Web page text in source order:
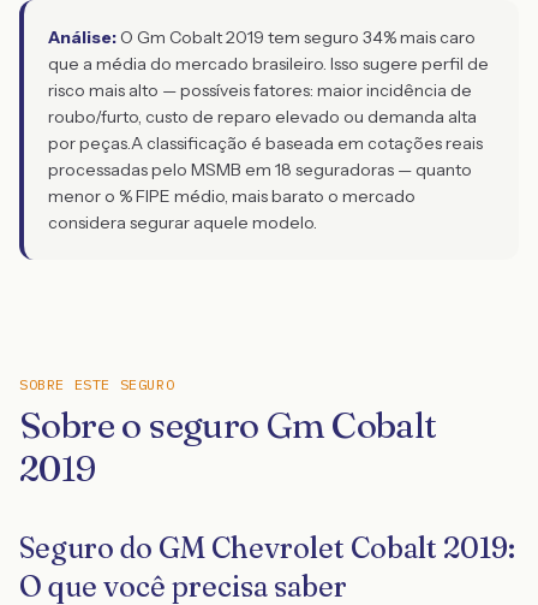
Análise: O Gm Cobalt 2019 tem seguro 34% mais caro
que a média do mercado brasileiro. Isso sugere perfil de
risco mais alto — possíveis fatores: maior incidência de
roubo/furto, custo de reparo elevado ou demanda alta
por peças.A classificação é baseada em cotações reais
processadas pelo MSMB em 18 seguradoras — quanto
menor o % FIPE médio, mais barato o mercado
considera segurar aquele modelo.
SOBRE ESTE SEGURO
Sobre o seguro Gm Cobalt
2019
Seguro do GM Chevrolet Cobalt 2019:
O que você precisa saber